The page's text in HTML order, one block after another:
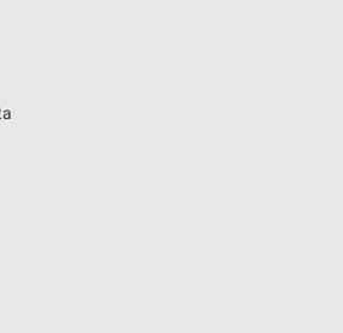
dell'esperienza utente